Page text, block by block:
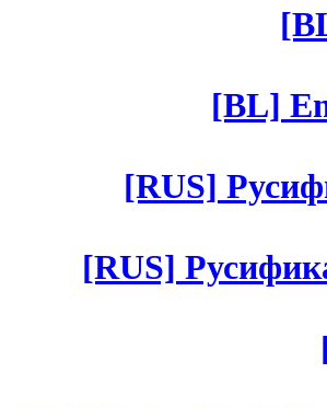
[BL]
[RUS]
[RUS]